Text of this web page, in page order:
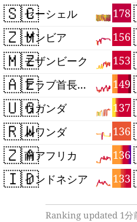
🇸🇨 178
セーシェル
🇿🇲 156
ザンビア
🇲🇿 153
モザンビーク
🇦🇪 149
アラブ首長国連邦
🇺🇬 137
ウガンダ
🇷🇼 136
ルワンダ
🇿🇦 136
南アフリカ
🇮🇩 133
インドネシア
Ranking updated 1分